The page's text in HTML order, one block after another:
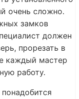
очень сложно.
замков
должен
прорезать в
каждый мастер
работу.